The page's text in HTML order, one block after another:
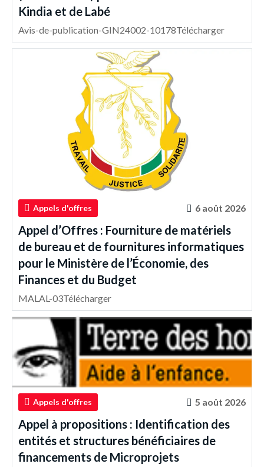
Kindia et de Labé
Avis-de-publication-GIN24002-10178Télécharger
Appels d'offres 6 août 2026
Appel d’Offres : Fourniture de matériels
de bureau et de fournitures informatiques
pour le Ministère de l’Économie, des
Finances et du Budget
MALAL-03Télécharger
Appels d'offres 5 août 2026
Appel à propositions : Identification des
entités et structures bénéficiaires de
financements de Microprojets